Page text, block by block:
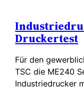
Druckertest
Für den
TSC die ME240
Industriedrucker